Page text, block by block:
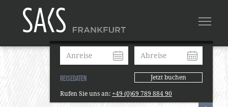
Reisedaten
Jetzt buchen
Rufen Sie uns an:+49 (0)69 789 884 90